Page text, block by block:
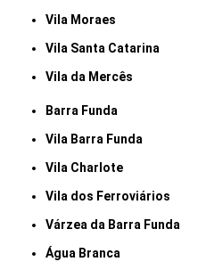
Vila Moraes
Vila Santa Catarina
Vila da Mercês
Barra Funda
Vila Barra Funda
Vila Charlote
Vila dos Ferroviários
Várzea da Barra Funda
Água Branca